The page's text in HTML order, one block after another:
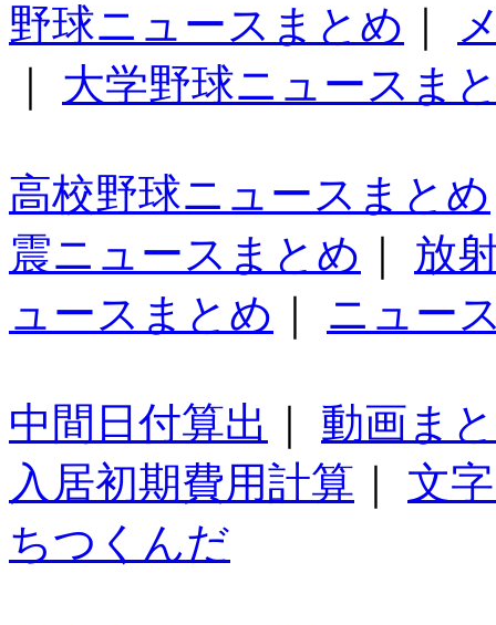
野球ニュースまとめ
大学野球ニュースま
高校野球ニュースまとめ
震ニュースまとめ
放
ュースまとめ
ニュー
中間日付算出
動画ま
入居初期費用計算
文
ちつくんだ